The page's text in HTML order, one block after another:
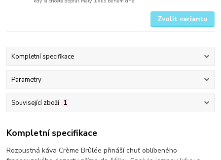
Zvolit variantu
Kompletní specifikace
Parametry
Související zboží 1
Kompletní specifikace
Rozpustná káva Crème Brûlée přináší chuť oblíbeného